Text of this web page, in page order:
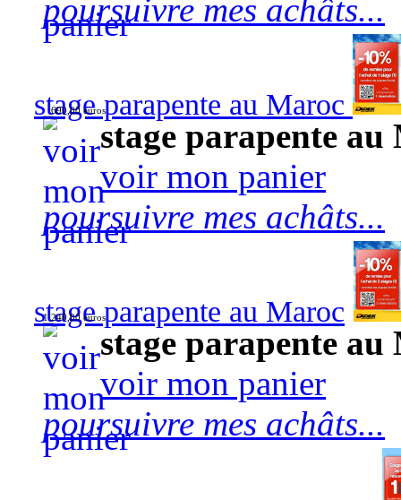
poursuivre mes achâts...
stage parapente au Maroc
690,00 euros
stage parapente
voir mon panier
poursuivre mes achâts...
stage parapente au Maroc
1 240,00 euros
stage parapente au
voir mon panier
poursuivre mes achâts...